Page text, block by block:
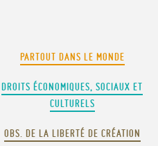
PARTOUT DANS LE MONDE
DROITS ÉCONOMIQUES, SOCIAUX ET
CULTURELS
OBS. DE LA LIBERTÉ DE CRÉATION